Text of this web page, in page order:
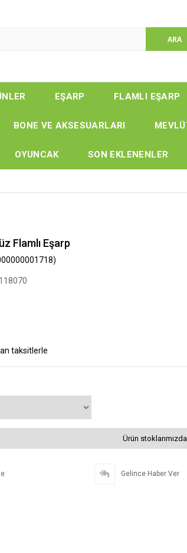
EŞARP FLAMLI EŞARP
BONE VE AKSESUARLARI
OYUNCAK SON EKLENENLER
Flamlı Eşarp
taksitlerle
Ürün
Gelince Haber Ver